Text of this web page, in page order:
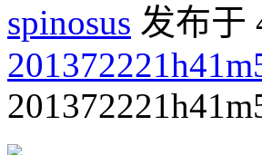
spinosus 发布于